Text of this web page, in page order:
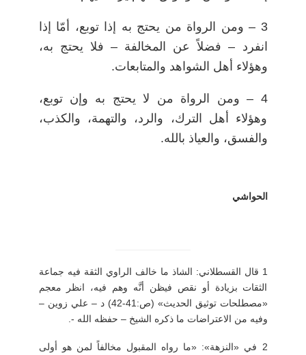
3 – ومن الرواة من يحتج به إذا توبع، أمّا إذا
انفرد – فضلاً عن المخالفة – فلا يحتج به،
وهؤلاء أهل الشواهد والمتابعات.
4 – ومن الرواة من لا يحتج به وإن توبع،
وهؤلاء أهل الترك، والرد، والتهمة، والكذب،
والفسق، والعياذ بالله.
الحواشي
1 قال القسطلاني: الشاذ ما خالف الراوي الثقة فيه جماعة
الثقات بزيادة أو نقص فيظن أنَّه وهم فيه، انظر معجم
«مصطلحات توثيق الحديث» (ص:41-42) د
– علي زوين–
وفيه من الاعتراضات ما ذكره الشيخ– حفظه الله -.
2
في «النزهة»: «ما رواه المقبول مخالفاً لمن هو أولى